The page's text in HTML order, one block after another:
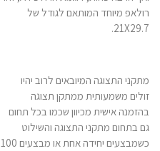
רולאפ מיוחד המותאם לגודל של
21X29.7.
מתקני התצוגה המיובאים לרוב יהיו
זולים משמעותית ממתקן תצוגה
בהזמנה אישית מכיוון שכמו בכל תחום
גם בתחום מתקני התצוגה והשילוט
כשמבצעים יחידה אחת או מבצעים 100